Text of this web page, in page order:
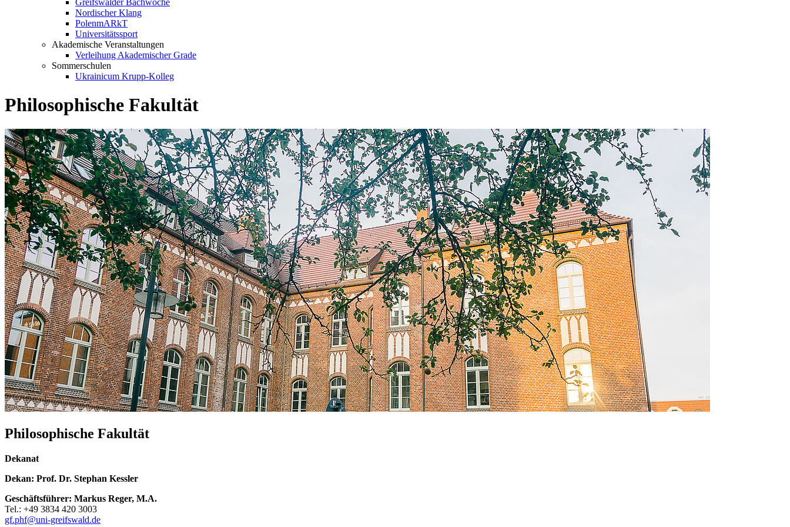
Greifswalder Bachwoche
Nordischer Klang
PolenmARkT
Universitätssport
Akademische Veranstaltungen
Verleihung Akademischer Grade
Sommerschulen
Ukrainicum Krupp-Kolleg
Philosophische Fakultät
Philosophische Fakultät
Dekanat
Dekan: Prof. Dr. Stephan Kessler
Geschäftsführer: Markus Reger, M.A.
Tel.: +49 3834 420 3003
gf.phf@uni-greifswald.de